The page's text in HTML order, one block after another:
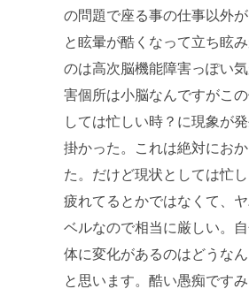
の問題で座る事の仕事以外
と眩暈が酷くなって立ち眩
のは高次脳機能障害っぽい
害個所は小脳なんですがこ
しては忙しい時？に現象が
掛かった。これは絶対にお
た。だけど現状としては忙
疲れてるとかではなくて、
ベルなので相当に厳しい。
体に変化があるのはどうな
と思います。酷い愚痴ですみ